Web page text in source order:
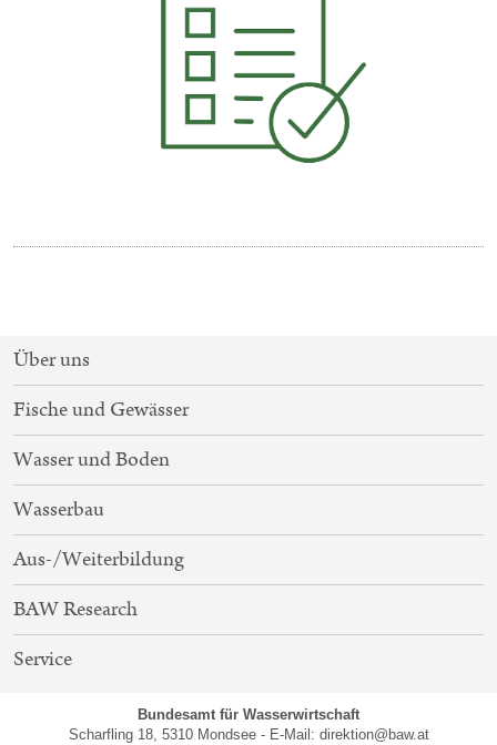
SITEMAP-
NAVIGATION
Über uns
Fische und Gewässer
Wasser und Boden
Wasserbau
Aus-/Weiterbildung
BAW Research
Service
Bundesamt für Wasserwirtschaft
Scharfling 18, 5310 Mondsee - E-Mail: direktion@baw.at